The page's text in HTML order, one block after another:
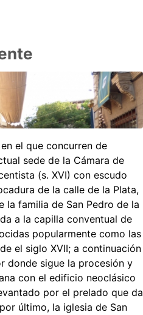
el que concurren de
sede de la Cámara de
(s. XVI) con escudo
de la calle de la Plata,
la familia de San Pedro de la
a la capilla conventual de
popularmente como las
el siglo XVII; a continuación
donde sigue la procesión y
con el edificio neoclásico
por el prelado que da
último, la iglesia de San